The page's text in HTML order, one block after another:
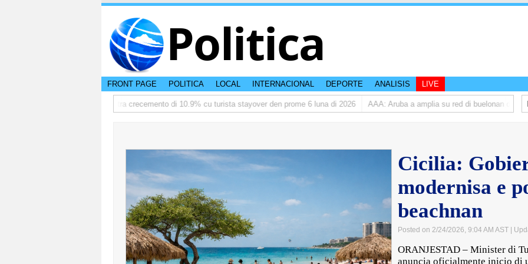
Politica
FRONT PAGE POLITICA LOCAL INTERNACIONAL DEPORTE ANALISIS LIVE
TTW:Aruba ta registra crecemento di 10.9% cu turista stayover den prome 6 luna di 2026 AAA: Aruba a amplia su red di buelonan den 2025
Cicilia:
modernisa e
beachnan
Posted on 2/24/2026, 9:04 AM AST |
ORANJESTAD – Minister di
anuncia oficialmente inicio di